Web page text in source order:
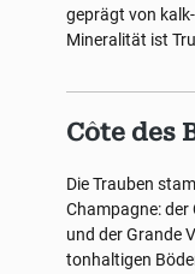
geprägt von
Mineralität ist
Côte des
Die Trauben
Champagne: der
und der Grande
tonhaltigen